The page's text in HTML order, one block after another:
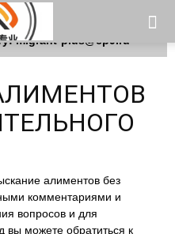
алиментов без
комментариями и
вопросов и для
вы можете обратиться к
предложений по
migrant-plus@cp9.ru